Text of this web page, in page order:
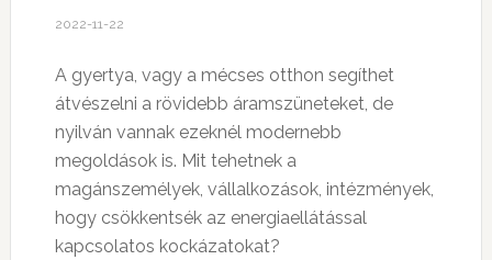
2022-11-22
A gyertya, vagy a mécses otthon segíthet
átvészelni a rövidebb áramszüneteket, de
nyilván vannak ezeknél modernebb
megoldások is. Mit tehetnek a
magánszemélyek, vállalkozások, intézmények,
hogy csökkentsék az energiaellátással
kapcsolatos kockázatokat?